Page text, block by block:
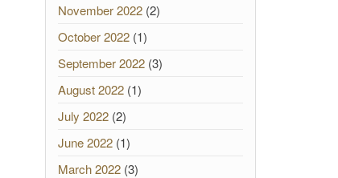
November 2022(2)
October 2022(1)
September 2022(3)
August 2022(1)
July 2022(2)
June 2022(1)
March 2022(3)